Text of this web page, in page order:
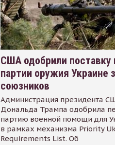
США одобрили поставку
партии оружия Украине
союзников
Администрация президента
Дональда Трампа одобрила
партию военной помощи для
в рамках механизма Priority
Requirements List. Об